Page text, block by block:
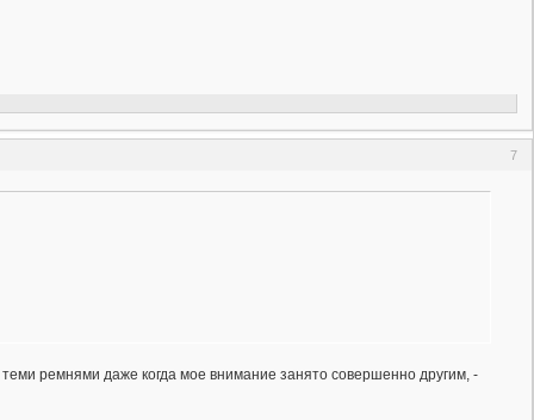
7
ремнями даже когда мое внимание занято совершенно другим, -